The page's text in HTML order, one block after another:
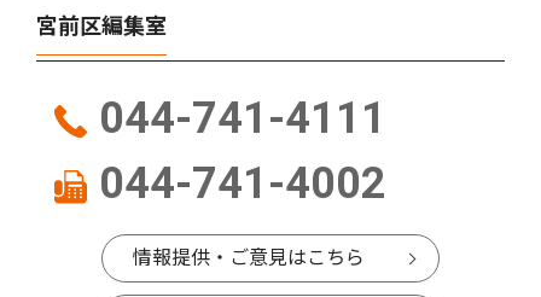
宮前区編集室
044-741-4111
044-741-4002
情報提供・ご意見はこちら